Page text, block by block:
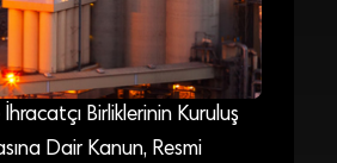
Birliklerinin Kuruluş
Dair Kanun, Resmi